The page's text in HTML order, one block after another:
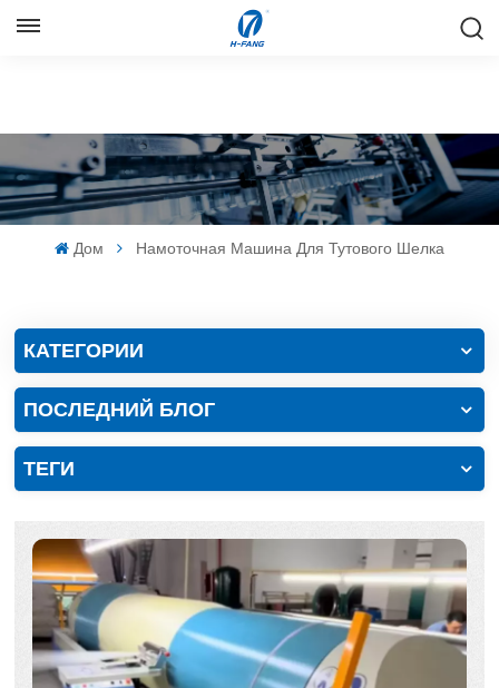
Русский
Español
Дом Намоточная Машина Для Тутового Шелка
КАТЕГОРИИ
ПОСЛЕДНИЙ БЛОГ
ТЕГИ